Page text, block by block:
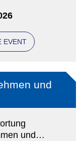
EVENT
und
und